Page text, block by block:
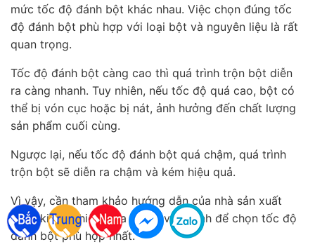
mức tốc độ đánh bột khác nhau. Việc chọn đúng tốc
độ đánh bột phù hợp với loại bột và nguyên liệu là rất
quan trọng.
Tốc độ đánh bột càng cao thì quá trình trộn bột diễn
ra càng nhanh. Tuy nhiên, nếu tốc độ quá cao, bột có
thể bị vón cục hoặc bị nát, ảnh hưởng đến chất lượng
sản phẩm cuối cùng.
Ngược lại, nếu tốc độ đánh bột quá chậm, quá trình
trộn bột sẽ diễn ra chậm và kém hiệu quả.
Vì vậy, cần tham khảo hướng dẫn của nhà sản xuất
hoặc kinh nghiệm của người vận hành để chọn tốc độ
đánh bột phù hợp nhất.